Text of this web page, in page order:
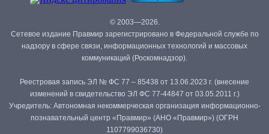
© 2003—2026.
Сетевое издание Правмир зарегистрировано в Федеральной службе по
надзору в сфере связи, информационных технологий и массовых
коммуникаций (Роскомнадзор).
Реестровая запись ЭЛ № ФС 77 – 85438 от 13.06.2023 г. (внесение
изменений в свидетельство ЭЛ ФС 77-44847 от 03.05.2011 г.)
Учредитель: Автономная некоммерческая организация информационно-
познавательный центр «Правмир» (АНО «Правмир») (ОГРН
1107799036730)